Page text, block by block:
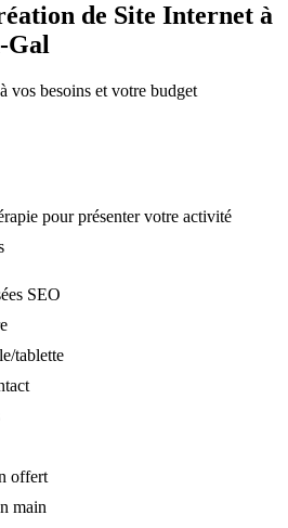
de Site Internet à
Gal
vos besoins et votre budget
pour présenter votre activité
SEO
tablette
offert
main